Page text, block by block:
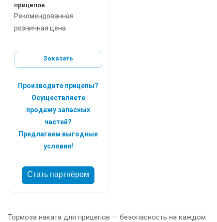
прицепов
Рекомендованная
розничная цена
Заказать
Производите прицепы?
Осуществляете
продажу запасных
частей?
Предлагаем выгодные
условия!
Стать партнёром
Тормоза наката для прицепов — безопасность на каждом